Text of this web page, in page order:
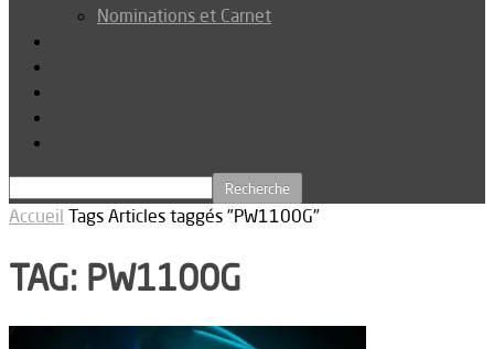
Nominations et Carnet
Accueil Tags Articles taggés "PW1100G"
TAG: PW1100G